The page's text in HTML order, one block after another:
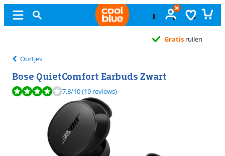
Oortjes
Bose QuietComfort Earbuds Zwart
Beoordeling is 7,8 van de 10, gebaseerd op 19 reviews.
7,8/10(19 reviews)